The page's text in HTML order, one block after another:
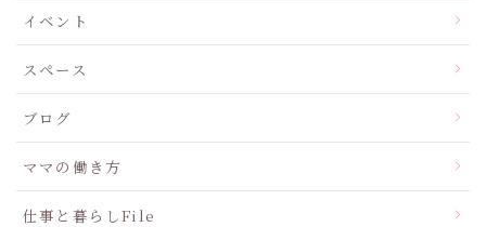
イベント
スペース
ブログ
ママの働き方
仕事と暮らしFile